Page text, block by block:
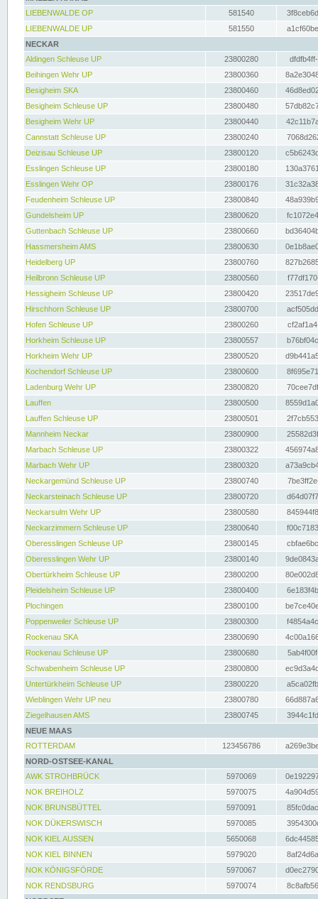
LIEBENWALDE OP
581540
LIEBENWALDE UP
581550
NECKAR
Aldingen Schleuse UP
23800280
Beihingen Wehr UP
23800360
Besigheim SKA
23800460
Besigheim Schleuse UP
23800480
Besigheim Wehr UP
23800440
Cannstatt Schleuse UP
23800240
Deizisau Schleuse UP
23800120
Esslingen Schleuse UP
23800180
Esslingen Wehr OP
23800176
Feudenheim Schleuse UP
23800840
Gundelsheim UP
23800620
Guttenbach Schleuse UP
23800660
Hassmersheim AMS
23800630
Heidelberg UP
23800760
Heilbronn Schleuse UP
23800560
Hessigheim Schleuse UP
23800420
Hirschhorn Schleuse UP
23800700
Hofen Schleuse UP
23800260
Horkheim Schleuse UP
23800557
Horkheim Wehr UP
23800520
Kochendorf Schleuse UP
23800600
Ladenburg Wehr UP
23800820
Lauffen
23800500
Lauffen Schleuse UP
23800501
Mannheim Neckar
23800900
Marbach Schleuse UP
23800322
Marbach Wehr UP
23800320
Neckargemünd Schleuse UP
23800740
Neckarsteinach Schleuse UP
23800720
Neckarsulm Wehr UP
23800580
Neckarzimmern Schleuse UP
23800640
Oberesslingen Schleuse UP
23800145
Oberesslingen Wehr UP
23800140
Obertürkheim Schleuse UP
23800200
Pleidelsheim Schleuse UP
23800400
Plochingen
23800100
Poppenweiler Schleuse UP
23800300
Rockenau SKA
23800690
Rockenau Schleuse UP
23800680
Schwabenheim Schleuse UP
23800800
Untertürkheim Schleuse UP
23800220
Wieblingen Wehr UP neu
23800780
Ziegelhausen AMS
23800745
NEUE MAAS
ROTTERDAM
123456786
NORD-OSTSEE-KANAL
AWK STROHBRÜCK
5970069
NOK BREIHOLZ
5970075
NOK BRUNSBÜTTEL
5970091
NOK DÜKERSWISCH
5970085
NOK KIEL AUSSEN
5650068
NOK KIEL BINNEN
5979020
NOK KÖNIGSFÖRDE
5970067
NOK RENDSBURG
5970074